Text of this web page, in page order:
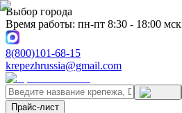
Выбор города
Время работы: пн-пт 8:30 - 18:00 мск
8(800)101-68-15
krepezhrussia@gmail.com
Прайс-лист